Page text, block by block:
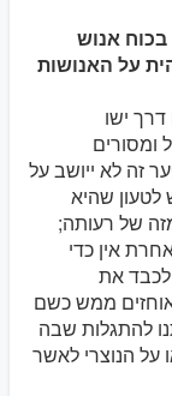
בכוח אנוש
על האנושות
ישו
ומסורים
זה לא ייושב על
שהיא
של רעותה;
אין כדי
לכבד את
ממש כשם
להתגלות שבה
על הנוצרי לאשר